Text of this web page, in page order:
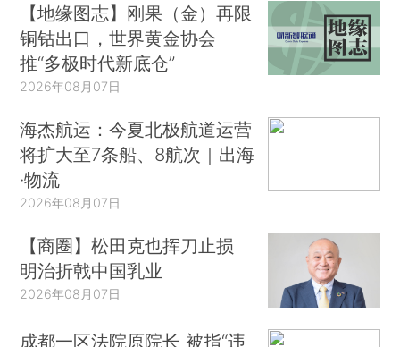
【地缘图志】刚果（金）再限
铜钴出口，世界黄金协会
推“多极时代新底仓”
2026年08月07日
海杰航运：今夏北极航道运营
将扩大至7条船、8航次｜出海
·物流
2026年08月07日
【商圈】松田克也挥刀止损
明治折戟中国乳业
2026年08月07日
成都一区法院原院长 被指“违